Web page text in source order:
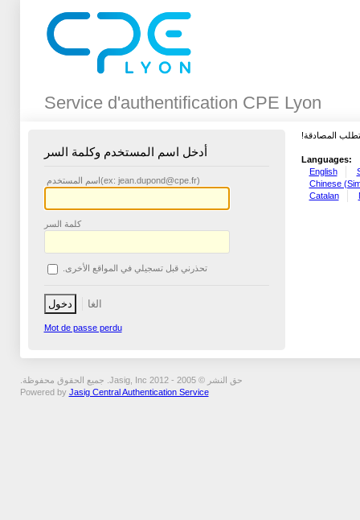
Service d'authentification CPE Lyon
أدخل اسم المستخدم وكلمة السر
اسم المستخدم(ex: jean.dupond@cpe.fr)
كلمة السر
تحذرني قبل تسجيلي في المواقع الأخرى.
Mot de passe perdu
المصادقة!
Languages:
English
Chinese
Catalan
حق النشر © 2005 - 2012 Jasig, Inc. جميع الحقوق محفوظة.
Powered by Jasig Central Authentication Service